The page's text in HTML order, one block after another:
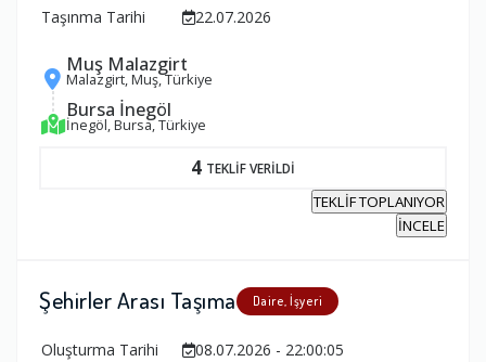
Taşınma Tarihi
22.07.2026
Muş Malazgirt
Malazgirt, Muş, Türkiye
Bursa İnegöl
İnegöl, Bursa, Türkiye
4 TEKLİF VERİLDİ
TEKLİF TOPLANIYOR
İNCELE
Şehirler Arası Taşıma Daire, İşyeri
Oluşturma Tarihi
08.07.2026 - 22:00:05